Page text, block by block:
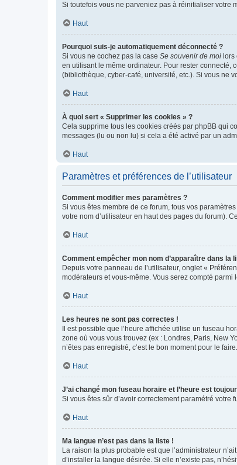
Si toutefois vous ne parveniez pas à réinitialiser votre
Haut
Pourquoi suis-je automatiquement déconnecté ?
Si vous ne cochez pas la case Se souvenir de moi
en utilisant le même ordinateur. Pour rester connecté,
(bibliothèque, cyber-café, université, etc.). Si vous ne
Haut
À quoi sert « Supprimer les cookies » ?
Cela supprime tous les cookies créés par phpBB qui
messages (lu ou non lu) si cela a été activé par un
Haut
Paramètres et préférences de l’utilisateur
Comment modifier mes paramètres ?
Si vous êtes membre de ce forum, tous vos
votre nom d’utilisateur en haut des pages du forum).
Haut
Comment empêcher mon nom d’apparaître dans la
Depuis votre panneau de l’utilisateur, onglet «
modérateurs et vous-même. Vous serez compté parmi
Haut
Les heures ne sont pas correctes !
Il est possible que l’heure affichée utilise un fuseau
zone où vous vous trouvez (ex : Londres, Paris, New
n’êtes pas enregistré, c’est le bon moment pour le faire.
Haut
J’ai changé mon fuseau horaire et l’heure est
Si vous êtes sûr d’avoir correctement paramétré
Haut
Ma langue n’est pas dans la liste !
La raison la plus probable est que l’administrateur
d’installer la langue désirée. Si elle n’existe pas,